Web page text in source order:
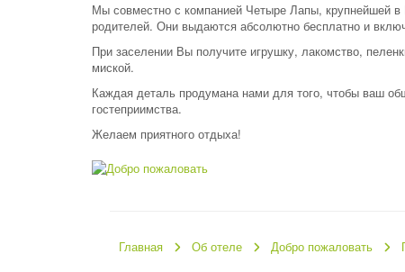
Мы совместно с компанией Четыре Лапы, крупнейшей в
родителей. Они выдаются абсолютно бесплатно и
При заселении Вы получите игрушку, лакомство,
миской.
Каждая деталь продумана нами для того, чтобы ваш
гостеприимства.
Желаем приятного отдыха!
Главная Об отеле Добро пожаловать